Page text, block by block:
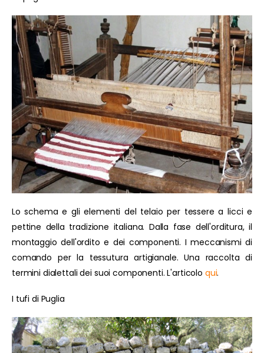
Lo schema e gli elementi del telaio per tessere a licci e
pettine della tradizione italiana. Dalla fase dell'orditura, il
montaggio dell'ordito e dei componenti. I meccanismi di
comando per la tessutura artigianale. Una raccolta di
termini dialettali dei suoi componenti. L'articolo qui.
I tufi di Puglia